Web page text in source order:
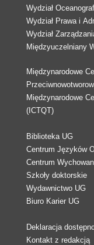
Wydział
Wydział Prawa i
Wydział
Międzyuczelniany
Międzynarodowe
Międzynarodowe
(ICTQT)
Biblioteka UG
Centrum Języków
Centrum
Szkoły doktorskie
Wydawnictwo UG
Biuro Karier UG
Deklaracja
Kontakt z redakcją